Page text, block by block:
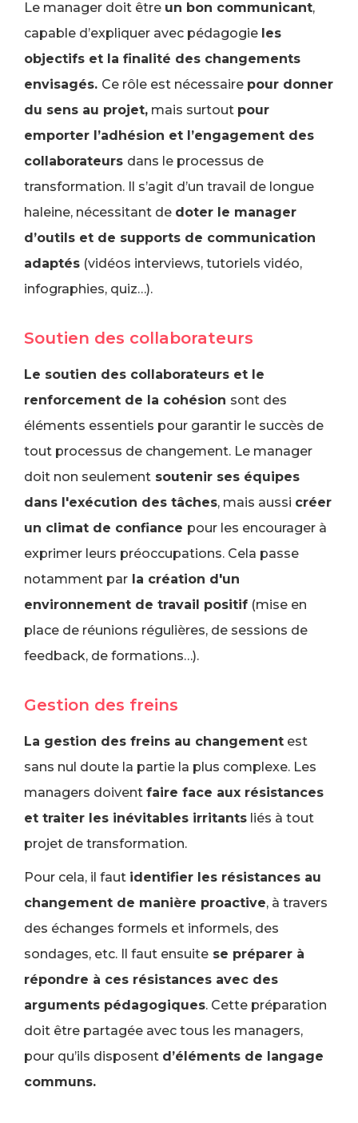
Le manager doit être un bon communicant,
capable d’expliquer avec pédagogie les
objectifs et la finalité des changements
envisagés. Ce rôle est nécessaire pour donner
du sens au projet, mais surtout pour
emporter l’adhésion et l’engagement des
collaborateurs dans le processus de
transformation. Il s’agit d’un travail de longue
haleine, nécessitant de doter le manager
d’outils et de supports de communication
adaptés (vidéos interviews, tutoriels vidéo,
infographies, quiz…).
Soutien des collaborateurs
Le soutien des collaborateurs et le
renforcement de la cohésion sont des
éléments essentiels pour garantir le succès de
tout processus de changement. Le manager
doit non seulement soutenir ses équipes
dans l'exécution des tâches, mais aussi créer
un climat de confiance pour les encourager à
exprimer leurs préoccupations. Cela passe
notamment par la création d'un
environnement de travail positif (mise en
place de réunions régulières, de sessions de
feedback, de formations…).
Gestion des freins
La gestion des freins au changement est
sans nul doute la partie la plus complexe. Les
managers doivent faire face aux résistances
et traiter les inévitables irritants liés à tout
projet de transformation.
Pour cela, il faut identifier les résistances au
changement de manière proactive, à travers
des échanges formels et informels, des
sondages, etc. Il faut ensuite se préparer à
répondre à ces résistances avec des
arguments pédagogiques. Cette préparation
doit être partagée avec tous les managers,
pour qu’ils disposent d’éléments de langage
communs.